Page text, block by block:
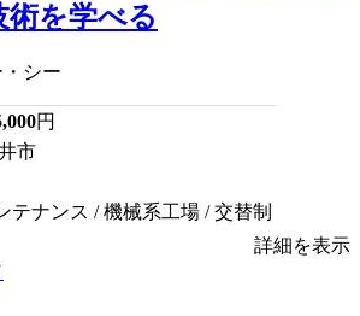
術を学べる
シー
円
市
テナンス / 機械系工場 / 交替制
詳細を表示